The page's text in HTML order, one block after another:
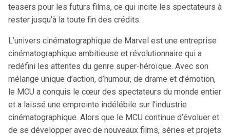
teasers pour les futurs films, ce qui incite les spectateurs à
rester jusqu’à la toute fin des crédits.
L’univers cinématographique de Marvel est une entreprise
cinématographique ambitieuse et révolutionnaire qui a
redéfini les attentes du genre super-héroïque. Avec son
mélange unique d’action, d’humour, de drame et d’émotion,
le MCU a conquis le cœur des spectateurs du monde entier
et a laissé une empreinte indélébile sur l’industrie
cinématographique. Alors que le MCU continue d’évoluer et
de se développer avec de nouveaux films, séries et projets